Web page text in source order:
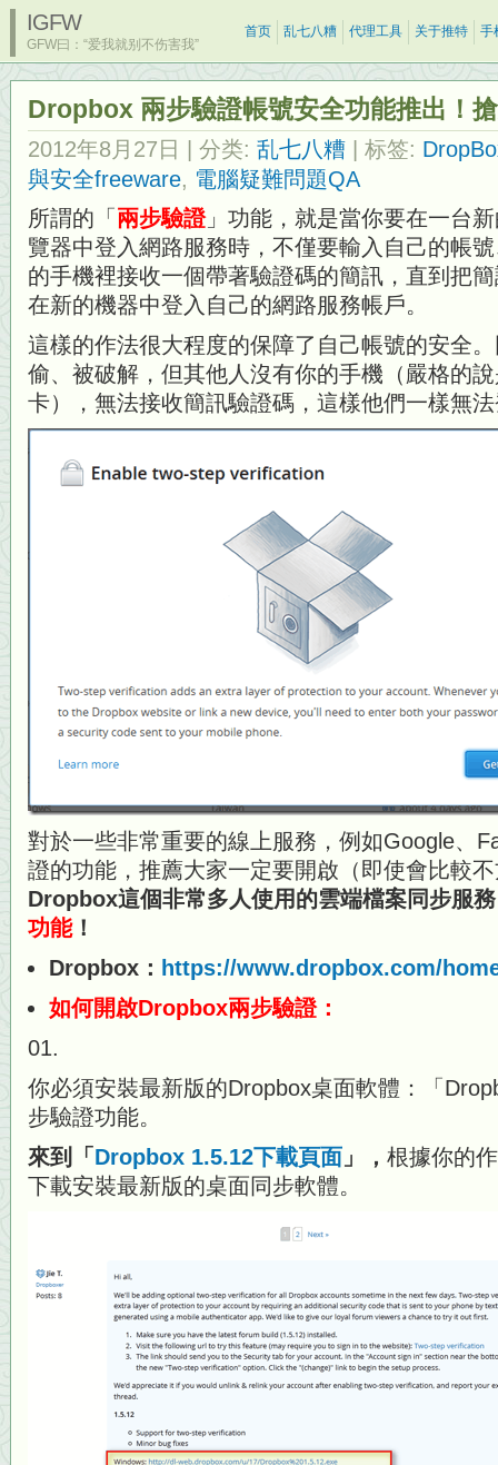
IGFW
GFW曰：“爱我就别不伤害我”
首页 乱七八糟 代理工具 关于推特 手
Dropbox 兩步驗證帳號安全功能推出！
2012年8月27日 | 分类: 乱七八糟 | 标签:
與安全freeware, 電腦疑難問題QA
所謂的「 兩步驗證」功能，就是當你要在一台
覽器中登入網路服務時，不僅要輸入自己的帳
的手機裡接收一個帶著驗證碼的簡訊，直到把
在新的機器中登入自己的網路服務帳戶。
這樣的作法很大程度的保障了自己帳號的安全
偷、被破解，但其他人沒有你的手機（嚴格的
卡），無法接收簡訊驗證碼，這樣他們一樣無
對於一些非常重要的線上服務，例如Google、
證的功能，推薦大家一定要開啟（即使會比較
Dropbox這個非常多人使用的雲端檔案同步服
功能！
Dropbox： https://www.dropbox.com/
如何開啟Dropbox兩步驗證：
01.
你必須安裝最新版的Dropbox桌面軟體：「
步驗證功能。
來到「 Dropbox 1.5.12下載頁面 」， 根據你的
下載安裝最新版的桌面同步軟體。